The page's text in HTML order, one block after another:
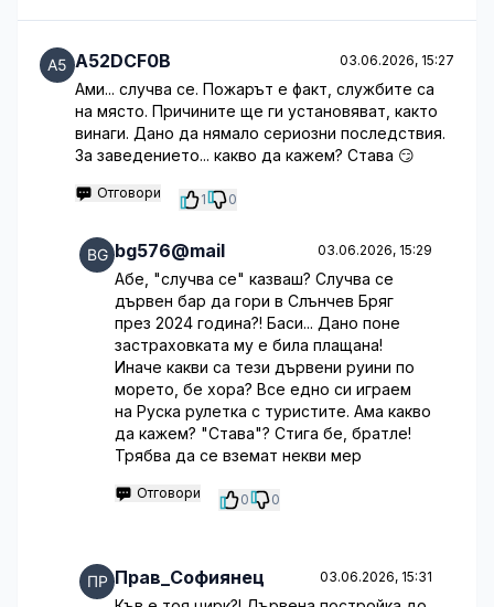
A52DCF0B 03.06.2026, 15:27
Ами... случва се. Пожарът е факт, службите са
на място. Причините ще ги установяват, както
винаги. Дано да нямало сериозни последствия.
За заведението... какво да кажем? Става 😏
Отговори 1 0
bg576@mail 03.06.2026, 15:29
Абе, "случва се" казваш? Случва се
дървен бар да гори в Слънчев Бряг
през 2024 година?! Баси... Дано поне
застраховката му е била плащана!
Иначе какви са тези дървени руини по
морето, бе хора? Все едно си играем
на Руска рулетка с туристите. Ама какво
да кажем? "Става"? Стига бе, братле!
Трябва да се вземат некви мер
Отговори 0 0
Прав_Софиянец 03.06.2026, 15:31